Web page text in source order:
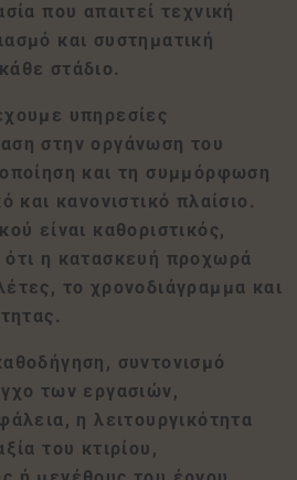
που απαιτεί τεχνική
και συστηματική
στάδιο.
υπηρεσίες
στην οργάνωση του
και τη συμμόρφωση
και κανονιστικό πλαίσιο.
είναι καθοριστικός,
η κατασκευή προχωρά
το χρονοδιάγραμμα και
συντονισμό
των εργασιών,
η λειτουργικότητα
του κτιρίου,